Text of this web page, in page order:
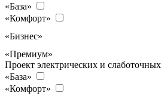
«База»
«Комфорт»
«Бизнес»
«Премиум»
Проект электрических и
«База»
«Комфорт»